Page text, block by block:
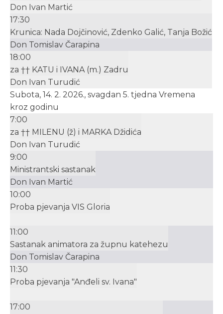
Don Ivan Martić
17:30
Krunica: Nada Dojčinović, Zdenko Galić, Tanja Božić
Don Tomislav Čarapina
18:00
za †† KATU i IVANA (m.) Zadru
Don Ivan Turudić
Subota, 14. 2. 2026., svagdan 5. tjedna Vremena
kroz godinu
7:00
za †† MILENU (ž) i MARKA Džidića
Don Ivan Turudić
9:00
Ministrantski sastanak
Don Ivan Martić
10:00
Proba pjevanja VIS Gloria
11:00
Sastanak animatora za župnu katehezu
Don Tomislav Čarapina
11:30
Proba pjevanja "Anđeli sv. Ivana"
17:00